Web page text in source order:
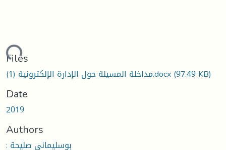
Loading...
Files
مداخلة المسيلة حول الإدارة الإلكترونية (1).docx(97.49 KB)
Date
2019
Authors
: بوسليماني صليحة